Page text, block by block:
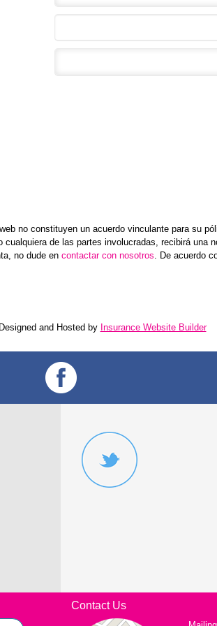
no constituyen un acuerdo vinculante para su
de las partes involucradas, recibirá una
no dude en contactar con nosotros . De acuerdo
Designed and Hosted by Insurance Website Builder
Contact Us